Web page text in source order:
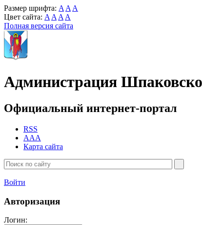
Размер шрифта: A A A
Цвет сайта: A A A A
Полная версия сайта
Администрация
Официальный интернет-портал
RSS
AAA
Карта сайта
Войти
Авторизация
Логин: